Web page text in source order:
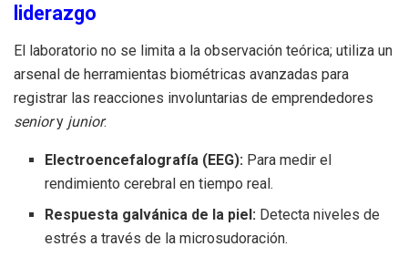
liderazgo
El laboratorio no se limita a la observación teórica; utiliza un
arsenal de herramientas biométricas avanzadas para
registrar las reacciones involuntarias de emprendedores
seniory junior:
Electroencefalografía (EEG): Para medir el
rendimiento cerebral en tiempo real.
Respuesta galvánica de la piel: Detecta niveles de
estrés a través de la microsudoración.